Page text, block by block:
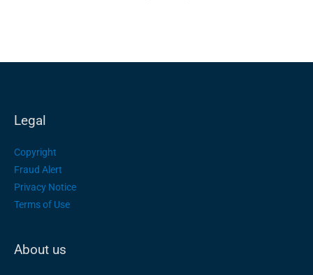
Legal
Copyright
Fraud Alert
Privacy Notice
Terms of Use
About us